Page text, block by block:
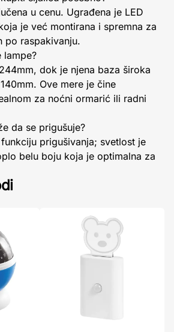
u cenu. Ugrađena je LED
je već montirana i spremna za
po raspakivanju.
lampe?
dok je njena baza široka
Ove mere je čine
za noćni ormarić ili radni
da se prigušuje?
prigušivanja; svetlost je
belu boju koja je optimalna za